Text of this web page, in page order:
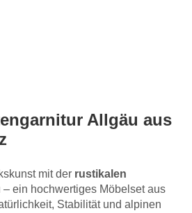
Allgäu aus
mit der rustikalen
– ein hochwertiges Möbelset aus
Stabilität und alpinen